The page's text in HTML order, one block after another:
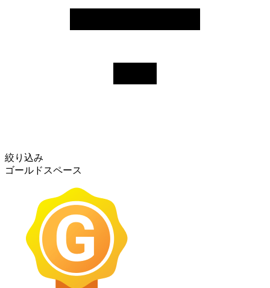
絞り込み
ゴールドスペース